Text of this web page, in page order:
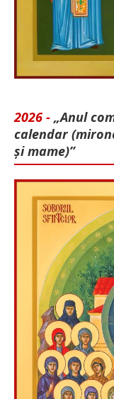
2026 - „Anul
calendar
și mame)”